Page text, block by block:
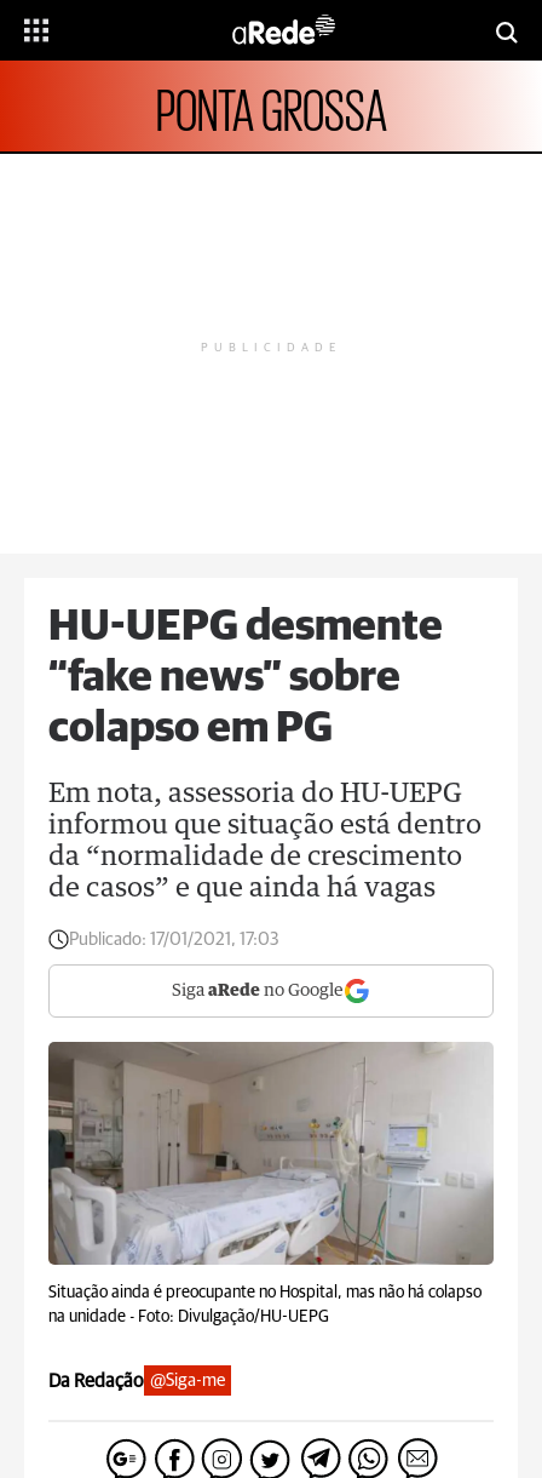
PONTA GROSSA
PUBLICIDADE
HU-UEPG desmente
“fake news” sobre
colapso em PG
Em nota, assessoria do HU-UEPG
informou que situação está dentro
da “normalidade de crescimento
de casos” e que ainda há vagas
Publicado: 17/01/2021, 17:03
Siga aRede no Google
Situação ainda é preocupante no Hospital, mas não há colapso
na unidade - Foto: Divulgação/HU-UEPG
Da Redação @Siga-me